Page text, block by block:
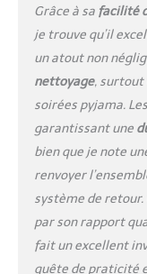
Grâce à sa facilité
je trouve qu’il
un atout non
nettoyage, surtout
soirées pyjama.
garantissant une
bien que je note
renvoyer
système de
par son rapport
fait un excellent
quête de praticité